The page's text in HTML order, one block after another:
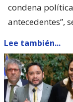
condena
antecedentes”,
Lee también...